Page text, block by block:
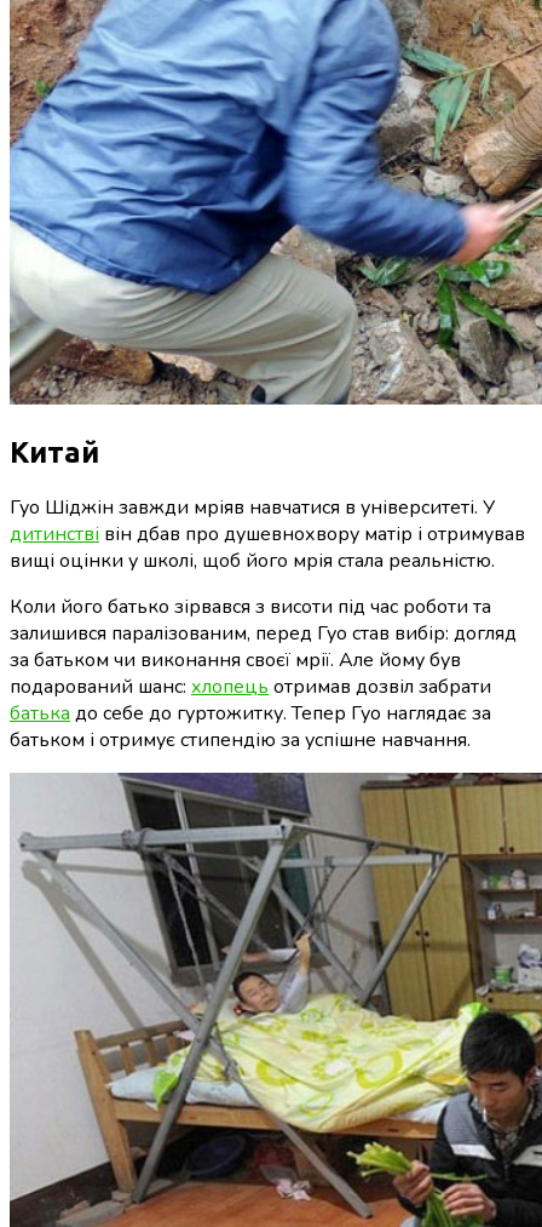
Китай
Гуо Шіджін завжди мріяв навчатися в університеті. У
дитинстві він дбав про душевнохвору матір і отримував
вищі оцінки у школі, щоб його мрія стала реальністю.
Коли його батько зірвався з висоти під час роботи та
залишився паралізованим, перед Гуо став вибір: догляд
за батьком чи виконання своєї мрії. Але йому був
подарований шанс: хлопець отримав дозвіл забрати
батька до себе до гуртожитку. Тепер Гуо наглядає за
батьком і отримує стипендію за успішне навчання.